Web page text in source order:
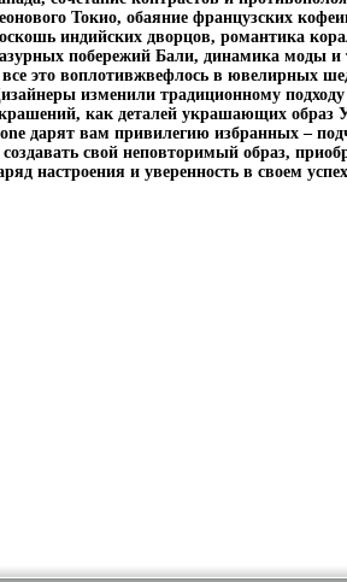
Токио, обаяние французских
индийских дворцов, романтика
побережий Бали, динамика моды и
все это воплотивжвефлось в ювелирных
изменили традиционному подходу
как деталей украшающих образ
дарят вам привилегию избранных –
свой неповторимый образ,
настроения и уверенность в своем